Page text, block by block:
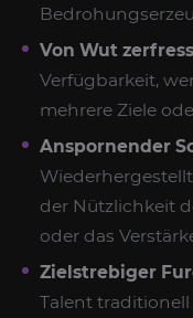
Von Wut
Verfügbarkeit,
mehrere Ziele
Anspornender
der Nützlichkeit
oder das
Zielstrebiger
Talent